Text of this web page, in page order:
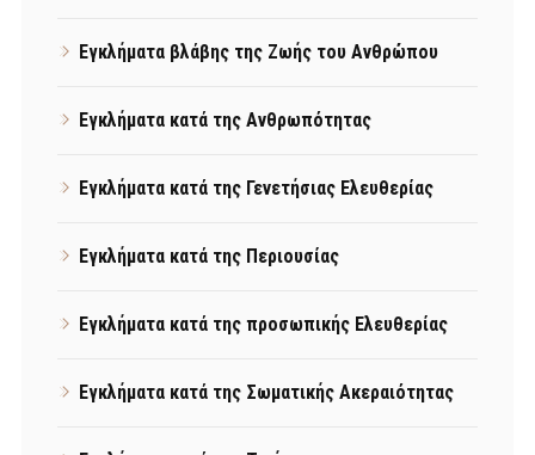
Εγκλήματα βλάβης της Ζωής του Ανθρώπου
Εγκλήματα κατά της Ανθρωπότητας
Εγκλήματα κατά της Γενετήσιας Ελευθερίας
Εγκλήματα κατά της Περιουσίας
Εγκλήματα κατά της προσωπικής Ελευθερίας
Εγκλήματα κατά της Σωματικής Ακεραιότητας